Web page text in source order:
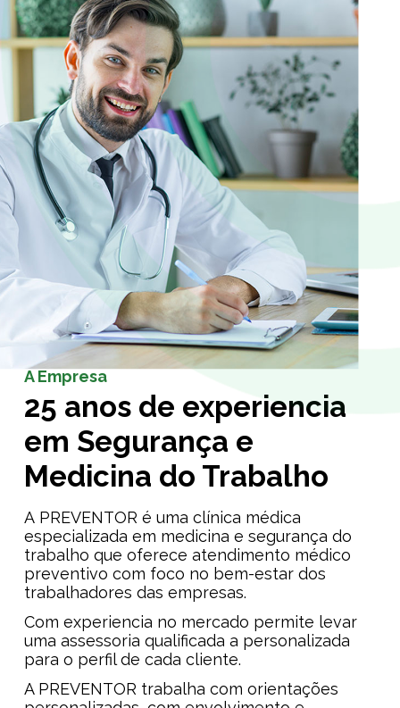
A Empresa
25 anos de experiencia
em Segurança e
Medicina do Trabalho
A PREVENTOR é uma clínica médica
especializada em medicina e segurança do
trabalho que oferece atendimento médico
preventivo com foco no bem-estar dos
trabalhadores das empresas.
Com experiencia no mercado permite levar
uma assessoria qualificada a personalizada
para o perfil de cada cliente.
A PREVENTOR trabalha com orientações